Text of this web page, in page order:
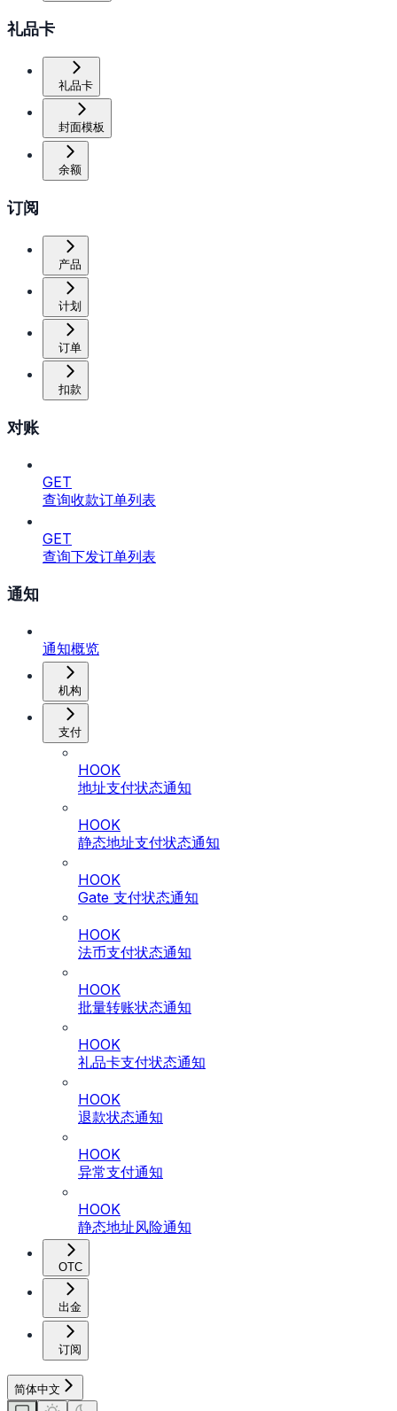
礼品卡
礼品卡
封面模板
余额
订阅
产品
计划
订单
扣款
对账
GET
查询收款订单列表
GET
查询下发订单列表
通知
通知概览
机构
支付
HOOK
地址支付状态通知
HOOK
静态地址支付状态通知
HOOK
Gate 支付状态通知
HOOK
法币支付状态通知
HOOK
批量转账状态通知
HOOK
礼品卡支付状态通知
HOOK
退款状态通知
HOOK
异常支付通知
HOOK
静态地址风险通知
OTC
出金
订阅
简体中文